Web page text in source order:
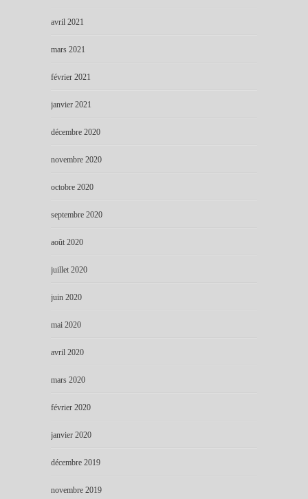
avril 2021
mars 2021
février 2021
janvier 2021
décembre 2020
novembre 2020
octobre 2020
septembre 2020
août 2020
juillet 2020
juin 2020
mai 2020
avril 2020
mars 2020
février 2020
janvier 2020
décembre 2019
novembre 2019